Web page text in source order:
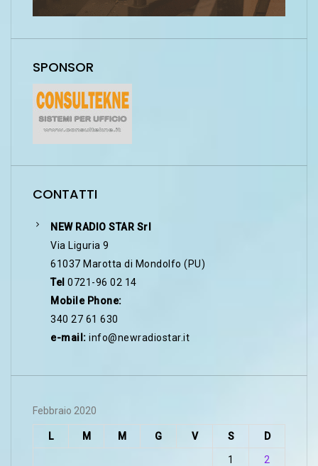
SPONSOR
CONTATTI
NEW RADIO STAR Srl
Via Liguria 9
61037 Marotta di Mondolfo (PU)
Tel 0721-96 02 14
Mobile Phone:
340 27 61 630
e-mail: info@newradiostar.it
Febbraio 2020
L M M G V S D
1 2